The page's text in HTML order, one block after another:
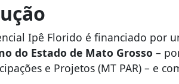
Ipê Florido é financiado por
do Estado de Mato Grosso –
e Projetos (MT PAR) – e